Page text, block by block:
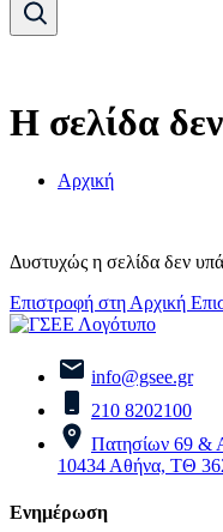
Η σελίδα
Αρχική
Δυστυχώς η σελίδα δεν
Επιστροφή στη Αρχική
info@gsee.gr
210 8202100
Πατησίων 69 &
10434 Αθήνα, ΤΘ
Ενημέρωση